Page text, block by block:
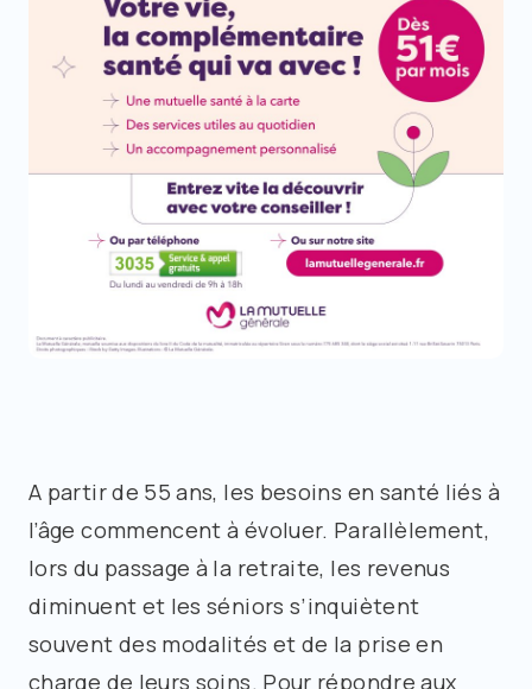
A partir de 55 ans, les besoins en santé liés à
l’âge commencent à évoluer. Parallèlement,
lors du passage à la retraite, les revenus
diminuent et les séniors s’inquiètent
souvent des modalités et de la prise en
charge de leurs soins. Pour répondre aux